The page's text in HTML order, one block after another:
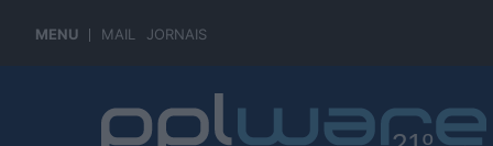
MENU MAIL JORNAIS